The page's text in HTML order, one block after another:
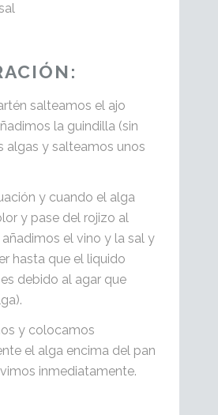
salteamos el ajo
la guindilla (sin
algas y salteamos unos
y cuando el alga
y pase del rojizo al
el vino y la sal y
hasta que el liquido
debido al agar que
y colocamos
el alga encima del pan
inmediatamente.